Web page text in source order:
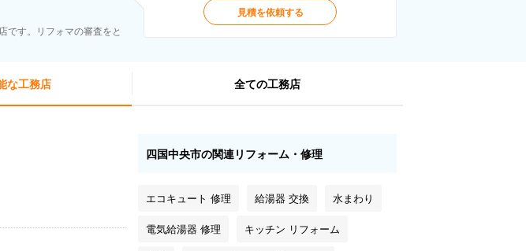
です。リフォマの審査をと
見積を依頼する
な工務店 全ての工務店
四国中央市の関連リフォーム・修理
エコキュート 修理 給湯器 交換 水まわり
電気給湯器 修理 キッチン リフォーム